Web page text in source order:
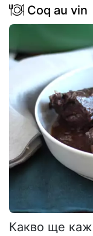
Coq au vin
Какво ще